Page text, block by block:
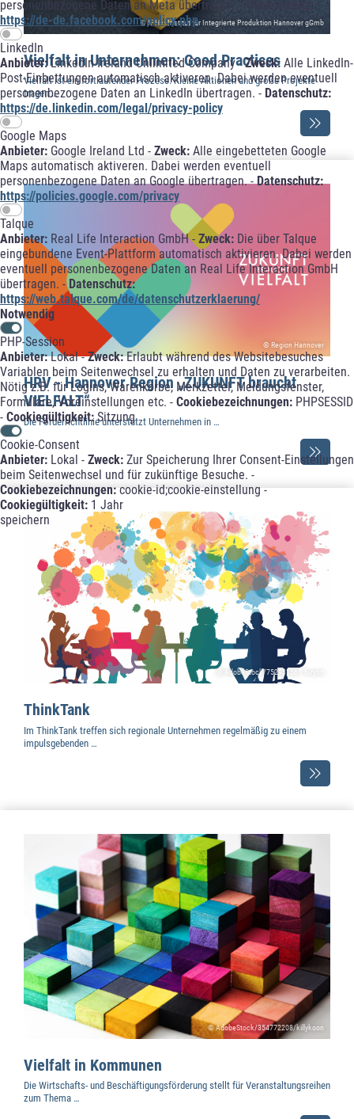
personenbezogene Daten an Meta übertragen. -
Datenschutz:
https://de-de.facebook.com/policy.php
LinkedIn
Anbieter:LinkedIn Ireland Unlimited Company -Zweck: Alle LinkedIn-
Post-Einbettungen automatisch aktiveren. Dabei werden eventuell
personenbezogene Daten an LinkedIn übertragen. - Datenschutz:
https://de.linkedin.com/legal/privacy-policy
Google Maps
Anbieter: Google Ireland Ltd - Zweck: Alle eingebetteten Google
Maps automatisch aktiveren. Dabei werden eventuell
personenbezogene Daten an Google übertragen. -Datenschutz:
https://policies.google.com/privacy
Talque
Anbieter: Real Life Interaction GmbH - Zweck: Die über Talque
eingebundene Event-Plattform automatisch aktivieren. Dabei werden
eventuell personenbezogene Daten an Real Life Interaction GmbH
übertragen. - Datenschutz:
https://web.talque.com/de/datenschutzerklaerung/
Notwendig
PHP-Session
Anbieter:Lokal -Zweck:Erlaubt während des Websitebesuches
Variablen beim Seitenwechsel zu erhalten und Daten zu verarbeiten.
Nötig z.B. für Logins, Warenkörbe, Merkzettel, Meldungsfenster,
Formulare, Voreinstellungen etc. - Cookiebezeichnungen: PHPSESSID
- Cookiegültigkeit:Sitzung
Cookie-Consent
Anbieter: Lokal - Zweck: Zur Speicherung Ihrer Consent-Einstellungen
beim Seitenwechsel und für zukünftige Besuche. -
Cookiebezeichnungen:cookie-id;cookie-einstellung -
Cookiegültigkeit: 1 Jahr
speichern
© IPH – Institut für Integrierte Produktion Hannover gGmb
Vielfalt in Unternehmen: Good Practices
Vielfalt ist ein fortlaufender Prozess. Kleine Aktionen und große Projekte
tragen …
© Region Hannover
HRV - Hannover Region „ZUKUNFT braucht
VIELFALT“
Die Förderrichtlinie unterstützt Unternehmen in …
© AdobeStock/752981561.furyon
ThinkTank
Im ThinkTank treffen sich regionale Unternehmen regelmäßig zu einem
impulsgebenden …
© AdobeStock/354772208/killykoon
Vielfalt in Kommunen
Die Wirtschafts- und Beschäftigungsförderung stellt für Veranstaltungsreihen
zum Thema …